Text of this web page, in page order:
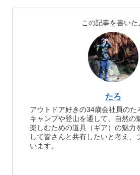
この記事を書いた
たろ
アウトドア好きの34歳会社員のた
キャンプや登山を通して、自然の
楽しむための道具（ギア）の魅力
して皆さんと共有したいと考え、
います。